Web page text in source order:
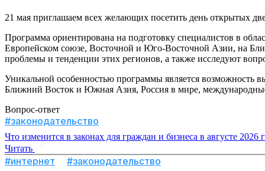
21 мая приглашаем всех желающих посетить день открытых
Программа ориентирована на подготовку специалистов в
Европейском союзе, Восточной и Юго-Восточной Азии, на
проблемы и тенденции этих регионов, а также исследуют
Уникальной особенностью программы является возможность
Ближний Восток и Южная Азия, Россия в мире,
Вопрос-ответ
#законодательство
Что изменится в законах для граждан и бизнеса в августе 2026
Читать
#интернет #законодательство